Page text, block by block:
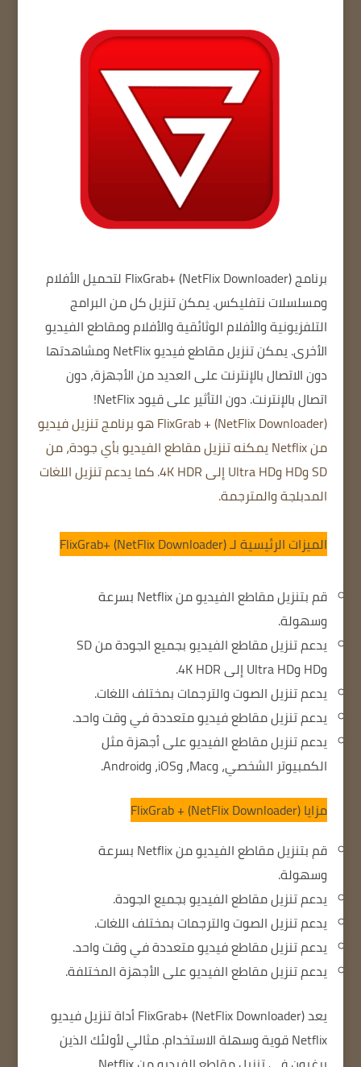
برنامج FlixGrab+ (NetFlix Downloader)
لتحميل الأفلام
ومسلسلات نتفليكس.يمكن تنزيل كل منالبرامج
التلفزيونية والأفلام الوثائقية والأفلام ومقاطع الفيديو
الأخرى.
يمكن تنزيل مقاطع فيديو NetFlix ومشاهدتها
دون الاتصال بالإنترنت على العديد من الأجهزة، دون
اتصال بالإنترنت. دون التأثير على قيود NetFlix!
FlixGrab + (NetFlix Downloader) هو برنامج تنزيل فيديو
من Netflix يمكنه تنزيل مقاطع الفيديو بأي جودة، من
SD وHD وUltra HD إلى 4K HDR. كما يدعم تنزيل اللغات
المدبلجة والمترجمة.
الميزات الرئيسية لـ FlixGrab+ (NetFlix Downloader)
قم بتنزيل مقاطع الفيديو من Netflix بسرعة
وسهولة.
يدعم تنزيل مقاطع الفيديو بجميع الجودة من SD
وHD وUltra HD إلى 4K HDR.
يدعم تنزيل الصوت والترجمات بمختلف اللغات.
يدعم تنزيل مقاطع فيديو متعددة في وقت واحد.
يدعم تنزيل مقاطع الفيديو على أجهزة مثل
الكمبيوتر الشخصي، وMac، وiOS، وAndroid.
مزايا FlixGrab + (NetFlix Downloader)
قم بتنزيل مقاطع الفيديو من Netflix بسرعة
وسهولة.
يدعم تنزيل مقاطع الفيديو بجميع الجودة.
يدعم تنزيل الصوت والترجمات بمختلف اللغات.
يدعم تنزيل مقاطع فيديو متعددة في وقت واحد.
يدعم تنزيل مقاطع الفيديو على الأجهزة المختلفة.
يعد FlixGrab+ (NetFlix Downloader) أداة تنزيل فيديو
Netflix قوية وسهلة الاستخدام.
مثالي لأولئك الذين